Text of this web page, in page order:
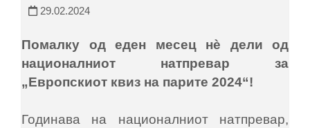
29.02.2024
Помалку од еден месец нѐ дели од
националниот натпревар за
„Европскиот квиз на парите 2024“!
Годинава на националниот натпревар,